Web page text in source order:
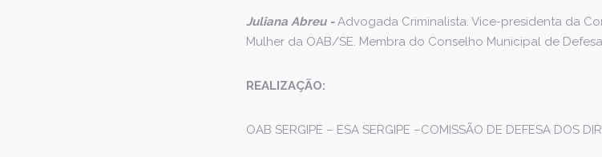
Juliana Abreu -Advogada Criminalista. Vice-presidenta da
Mulher da OAB/SE. Membra do Conselho Municipal de
REALIZAÇÃO:
OAB SERGIPE – ESA SERGIPE –COMISSÃO DE DEFESA DOS